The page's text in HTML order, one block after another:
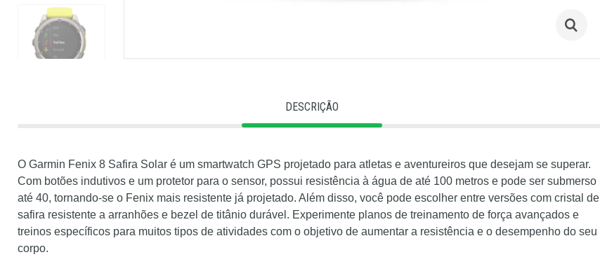
DESCRIÇÃO
O Garmin Fenix 8 Safira Solar é um smartwatch GPS projetado para atletas e aventureiros que desejam se superar.
Com botões indutivos e um protetor para o sensor, possui resistência à água de até 100 metros e pode ser submerso
até 40, tornando-se o Fenix mais resistente já projetado. Além disso, você pode escolher entre versões com cristal de
safira resistente a arranhões e bezel de titânio durável. Experimente planos de treinamento de força avançados e
treinos específicos para muitos tipos de atividades com o objetivo de aumentar a resistência e o desempenho do seu
corpo.